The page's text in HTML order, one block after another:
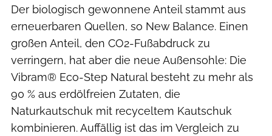
Der biologisch gewonnene Anteil stammt aus
erneuerbaren Quellen, so New Balance. Einen
großen Anteil, den CO2-Fußabdruck zu
verringern, hat aber die neue Außensohle: Die
Vibram® Eco-Step Natural besteht zu mehr als
90 % aus erdölfreien Zutaten, die
Naturkautschuk mit recyceltem Kautschuk
kombinieren. Auffällig ist das im Vergleich zu